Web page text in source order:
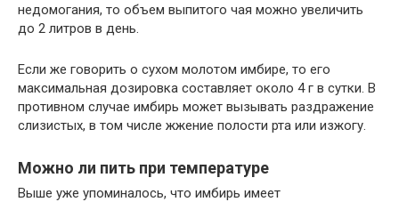
недомогания, то объем выпитого чая можно увеличить
до 2 литров в день.
Если же говорить о сухом молотом имбире, то его
максимальная дозировка составляет около 4 г в сутки. В
противном случае имбирь может вызывать раздражение
слизистых, в том числе жжение полости рта или изжогу.
Можно ли пить при температуре
Выше уже упоминалось, что имбирь имеет